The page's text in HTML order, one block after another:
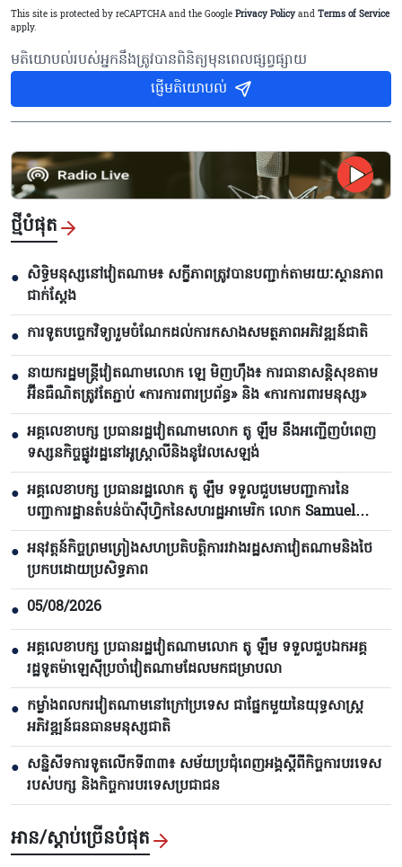
This site is protected by reCAPTCHA and the Google Privacy Policy and Terms of Service
apply.
មតិយោបល់របស់អ្នកនឹងត្រូវបានពិនិត្យមុនពេលផ្សព្វផ្សាយ
ផ្ញើមតិយោបល់
ថ្មីបំផុត
● សិទ្ធិមនុស្សនៅវៀតណាម៖ សក្ខីភាពត្រូវបានបញ្ជាក់តាមរយៈស្ថានភាព
ជាក់ស្តែង
● ការទូតបច្ចេកវិទ្យារួមចំណែកដល់ការកសាងសមត្ថភាពអភិវឌ្ឍន៍ជាតិ
● នាយករដ្ឋមន្ត្រីវៀតណាមលោក ឡេ មិញហ៊ឹង៖ ការធានាសន្តិសុខតាម
អ៊ីនធឺណិតត្រូវតែភ្ជាប់ «ការការពារប្រព័ន្ធ» និង «ការការពារមនុស្ស»
● អគ្គលេខាបក្ស ប្រធានរដ្ឋវៀតណាមលោក តូ ឡឹម នឹងអញ្ជើញបំពេញ
ទស្សនកិច្ចផ្លូវរដ្ឋនៅអូស្ត្រាលីនិងនូវែលសេឡង់
● អគ្គលេខាបក្ស ប្រធានរដ្ឋលោក តូ ឡឹម ទទួលជួបមេបញ្ជាការនៃ
បញ្ជាការដ្ឋានតំបន់ប៉ាស៊ីហ្វិកនៃសហរដ្ឋអាមេរិក លោក Samuel
Paparo
● អនុវត្តន៍កិច្ចព្រមព្រៀងសហប្រតិបត្តិការរវាងរដ្ឋសភាវៀតណាមនិងថៃ
ប្រកបដោយប្រសិទ្ធភាព
● 05/08/2026
● អគ្គលេខាបក្ស ប្រធានរដ្ឋវៀតណាមលោក តូ ឡឹម ទទួលជួបឯកអគ្គ
រដ្ឋទូតម៉ាឡេស៊ីប្រចាំវៀតណាមដែលមកជម្រាបលា
● កម្លាំងពលករ​វៀតណាមនៅក្រៅប្រទេស ជាផ្នែកមួយនៃយុទ្ធសាស្ត្រ
អភិវឌ្ឍន៍ធនធានមនុស្សជាតិ
● សន្និសីទការទូតលើកទី៣៣៖ សម័យប្រជុំពេញអង្គស្តីពីកិច្ច​ការបរទេស
របស់​បក្ស និងកិច្ច​ការបរទេសប្រជាជន
អាន/ស្តាប់ច្រើនបំផុត